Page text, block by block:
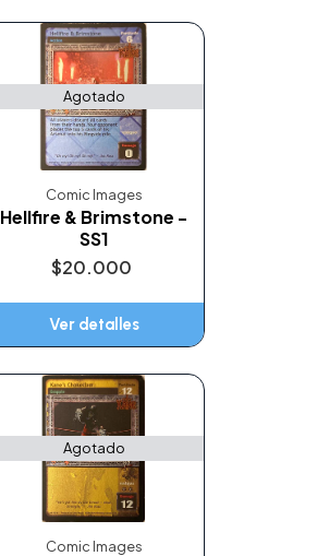
Agotado
Comic Images
Hellfire & Brimstone -
SS1
$20.000
Ver detalles
Agotado
Comic Images